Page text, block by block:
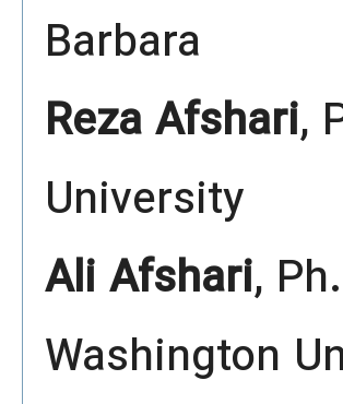
Barbara
Reza Afshari,
University
Ali Afshari,
Washington